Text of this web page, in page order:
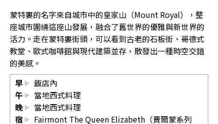
蒙特婁的名字來自城市中的皇家山（Mount Royal），整
座城市圍繞這座山發展，融合了舊世界的優雅與新世界的
活力。走在蒙特婁街頭，可以看到古老的石板街、哥德式
教堂、歐式咖啡館與現代建築並存，散發出一種時空交錯
的美感。
早
飯店內
午
當地西式料理
晚
當地西式料理
宿
Fairmont The Queen Elizabeth（費爾蒙系列